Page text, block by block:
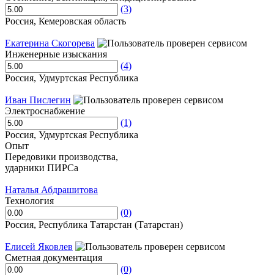
(3)
Россия, Кемеровская область
Екатерина Скогорева
Инженерные изыскания
(4)
Россия, Удмуртская Республика
Иван Пислегин
Электроснабжение
(1)
Россия, Удмуртская Республика
Опыт
Передовики производства,
ударники ПИРСа
Наталья Абдрашитова
Технология
(0)
Россия, Республика Татарстан (Татарстан)
Елисей Яковлев
Сметная документация
(0)